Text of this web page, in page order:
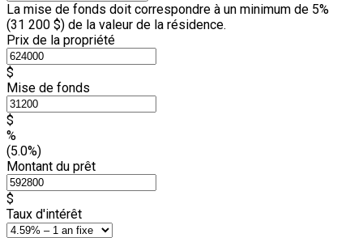
La mise de fonds doit correspondre à un minimum de 5%
(31 200 $) de la valeur de la résidence.
Prix de la propriété
$
Mise de fonds
$
%
(5.0%)
Montant du prêt
$
Taux d'intérêt